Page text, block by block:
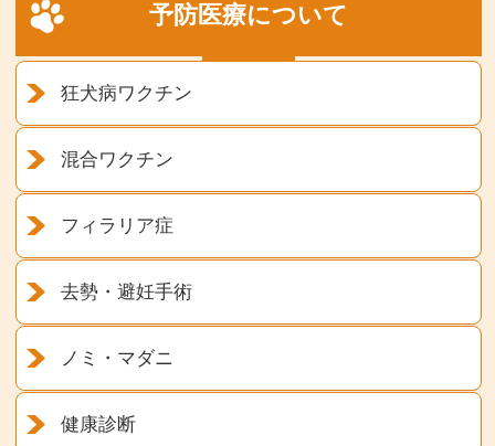
予防医療について
狂犬病ワクチン
混合ワクチン
フィラリア症
去勢・避妊手術
ノミ・マダニ
健康診断